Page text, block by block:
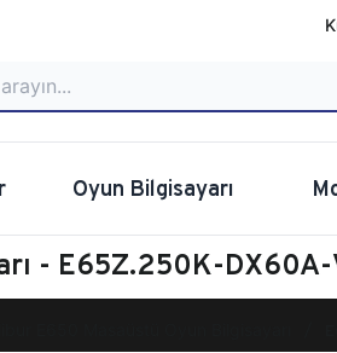
Oyun Bilgisayarı
- E65Z.250K-DX60A-